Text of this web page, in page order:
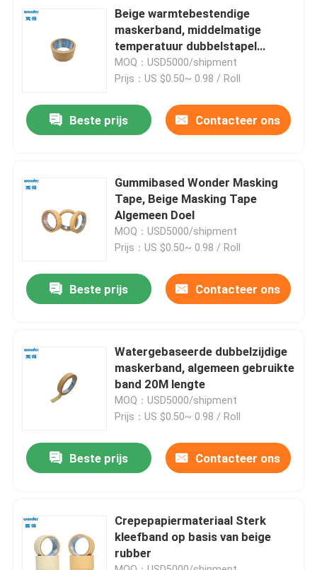
VR-show
Fabriekstocht
Neem contact met ons op
Nieuws
Gevallen
Beige warmtebestendige
maskerband, middelmatige
temperatuur dubbelstapel
maskerband
MOQ：USD5000/shipment
Prijs：US $0.50~ 0.98 / Roll
Beste prijs Contacteer ons
Gummibased Wonder Masking
Tape, Beige Masking Tape
Algemeen Doel
MOQ：USD5000/shipment
Prijs：US $0.50~ 0.98 / Roll
Beste prijs Contacteer ons
Watergebaseerde dubbelzijdige
maskerband, algemeen gebruikte
band 20M lengte
MOQ：USD5000/shipment
Prijs：US $0.50~ 0.98 / Roll
Beste prijs Contacteer ons
Crepepapiermateriaal Sterk
kleefband op basis van beige
rubber